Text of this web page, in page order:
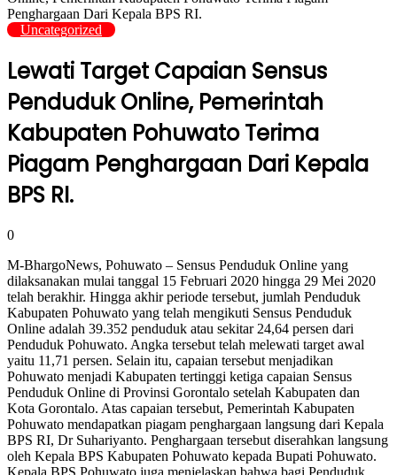
Penghargaan Dari Kepala BPS RI.
Uncategorized
Lewati Target Capaian Sensus
Penduduk Online, Pemerintah
Kabupaten Pohuwato Terima
Piagam Penghargaan Dari Kepala
BPS RI.
0
M-BhargoNews, Pohuwato – Sensus Penduduk Online yang
dilaksanakan mulai tanggal 15 Februari 2020 hingga 29 Mei 2020
telah berakhir. Hingga akhir periode tersebut, jumlah Penduduk
Kabupaten Pohuwato yang telah mengikuti Sensus Penduduk
Online adalah 39.352 penduduk atau sekitar 24,64 persen dari
Penduduk Pohuwato. Angka tersebut telah melewati target awal
yaitu 11,71 persen. Selain itu, capaian tersebut menjadikan
Pohuwato menjadi Kabupaten tertinggi ketiga capaian Sensus
Penduduk Online di Provinsi Gorontalo setelah Kabupaten dan
Kota Gorontalo. Atas capaian tersebut, Pemerintah Kabupaten
Pohuwato mendapatkan piagam penghargaan langsung dari Kepala
BPS RI, Dr Suhariyanto. Penghargaan tersebut diserahkan langsung
oleh Kepala BPS Kabupaten Pohuwato kepada Bupati Pohuwato.